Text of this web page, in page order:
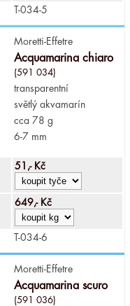
T-034-5
Moretti-Effetre
Acquamarina chiaro
(591 034)
transparentní
světlý akvamarín
cca 78 g
6-7 mm
51,- Kč
649,- Kč
T-034-6
Moretti-Effetre
Acquamarina scuro
(591 036)